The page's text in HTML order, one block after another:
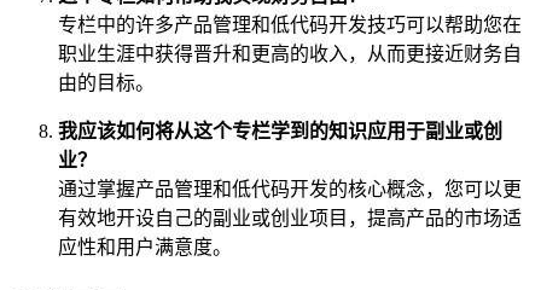
专栏中的许多产品管理和低代码开发技巧可以帮助您在
职业生涯中获得晋升和更高的收入，从而更接近财务自
由的目标。
我应该如何将从这个专栏学到的知识应用于副业或创
业？
通过掌握产品管理和低代码开发的核心概念，您可以更
有效地开设自己的副业或创业项目，提高产品的市场适
应性和用户满意度。